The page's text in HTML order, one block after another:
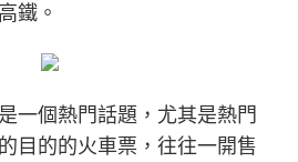
鐵。
一個熱門話題，尤其是熱門
目的的火車票，往往一開售